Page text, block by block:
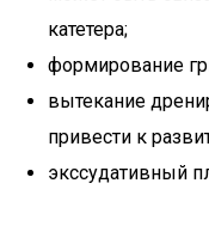
катетера;
формирование
вытекание
привести к
экссудативный